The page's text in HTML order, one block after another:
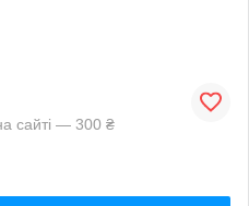
сайті — 300 ₴